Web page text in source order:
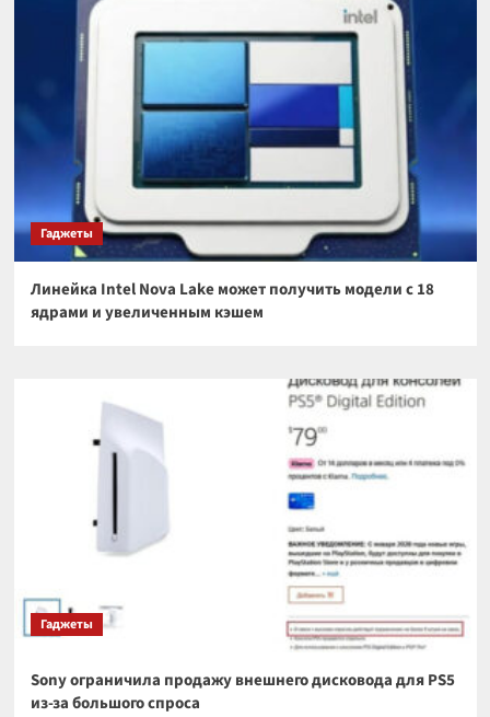
Гаджеты
Линейка Intel Nova Lake может получить модели с 18
ядрами и увеличенным кэшем
Гаджеты
Sony ограничила продажу внешнего дисковода для PS5
из-за большого спроса